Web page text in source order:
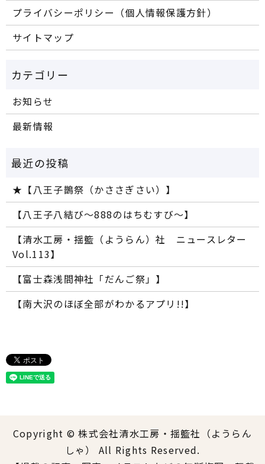
プライバシーポリシー（個人情報保護方針）
サイトマップ
お知らせ
最新情報
★【八王子鵲祭（かささぎさい）】
【八王子八結び～888のはちむすび～】
【清水工房・揺籃（ようらん）社 ニュースレター
Vol.113】
【富士森浅間神社「だんご祭」】
【南大沢のほぼ全部がわかるアプリ!!】
Copyright © 株式会社清水工房・揺籃社（ようらん
しゃ） All Rights Reserved.